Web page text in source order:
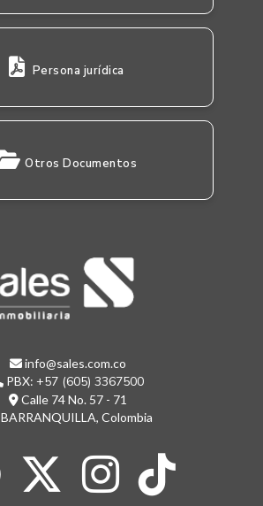
Persona jurídica
Otros Documentos
info@sales.com.co
PBX: +57 (605) 3367500
Calle 74 No. 57 - 71
BARRANQUILLA, Colombia